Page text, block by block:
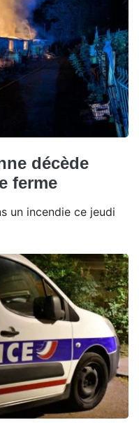
décède
ferme
un incendie ce jeudi